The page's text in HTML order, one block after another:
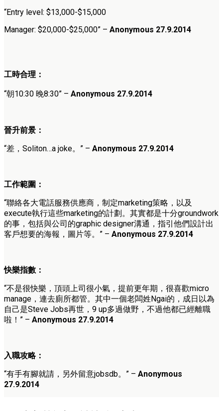
“Entry level: $13,000-$15,000
Manager: $20,000-$25,000” – Anonymous 27.9.2014
工時合理：
“朝10:30 晚8:30” – Anonymous 27.9.2014
晉升前景：
“差，Soliton…a joke。” – Anonymous 27.9.2014
工作範圍：
“聯絡各大電話服務供應商，制定marketing策略，以及
execute執行這些marketing的計劃。其實都是十分groundwork
的事，包括與公司的graphic designer溝通，指引他們設計出
客戶想要的海報，圖片等。” – Anonymous 27.9.2014
快樂指數：
“不是很快樂，頂頭上司很小氣，提前更年期，很喜歡micro
manage，連去廁所都管。其中一個老闆姓Ngai的，成日以為
自己是Steve Jobs再世，9 up多過做野，不過他都已經離職
啦！” – Anonymous 27.9.2014
入職攻略：
“有手有腳就請，另外留意jobsdb。” – Anonymous
27.9.2014